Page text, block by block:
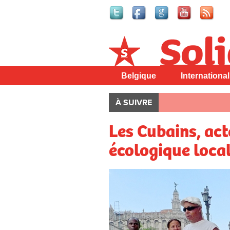
Solidaire
Belgique International
À SUIVRE
Les Cubains,
écologique